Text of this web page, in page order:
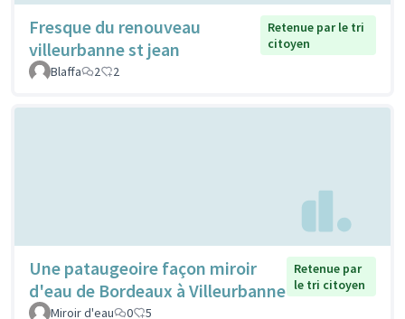
Fresque du renouveau
villeurbanne st jean
Retenue par le tri
citoyen
Blaffa
2 2
Une pataugeoire façon miroir
d'eau de Bordeaux à Villeurbanne
Retenue par
le tri citoyen
Miroir d'eau
0 5